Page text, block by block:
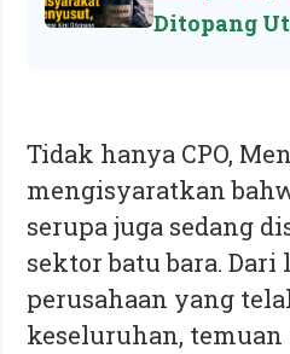
Ditopang
Tidak hanya CPO,
mengisyaratkan
serupa juga sedang
sektor batu bara. Dari
perusahaan yang
keseluruhan,